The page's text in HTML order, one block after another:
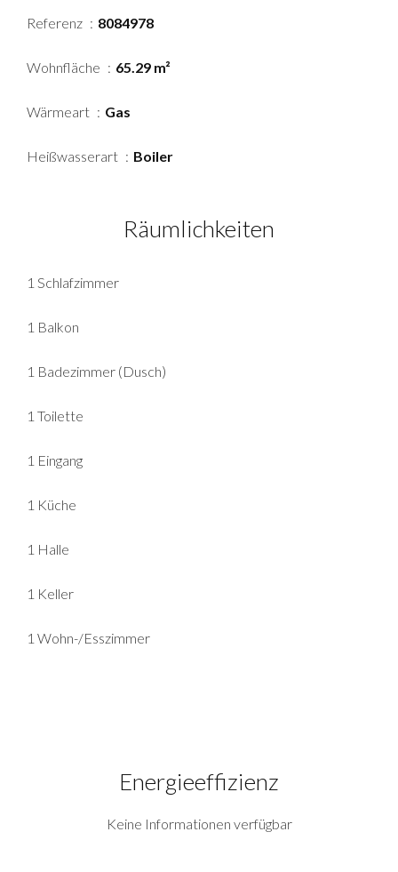
Referenz 8084978
Wohnfläche 65.29 m²
Wärmeart Gas
Heißwasserart Boiler
Räumlichkeiten
1 Schlafzimmer
1 Balkon
1 Badezimmer (Dusch)
1 Toilette
1 Eingang
1 Küche
1 Halle
1 Keller
1 Wohn-/Esszimmer
Energieeffizienz
Keine Informationen verfügbar